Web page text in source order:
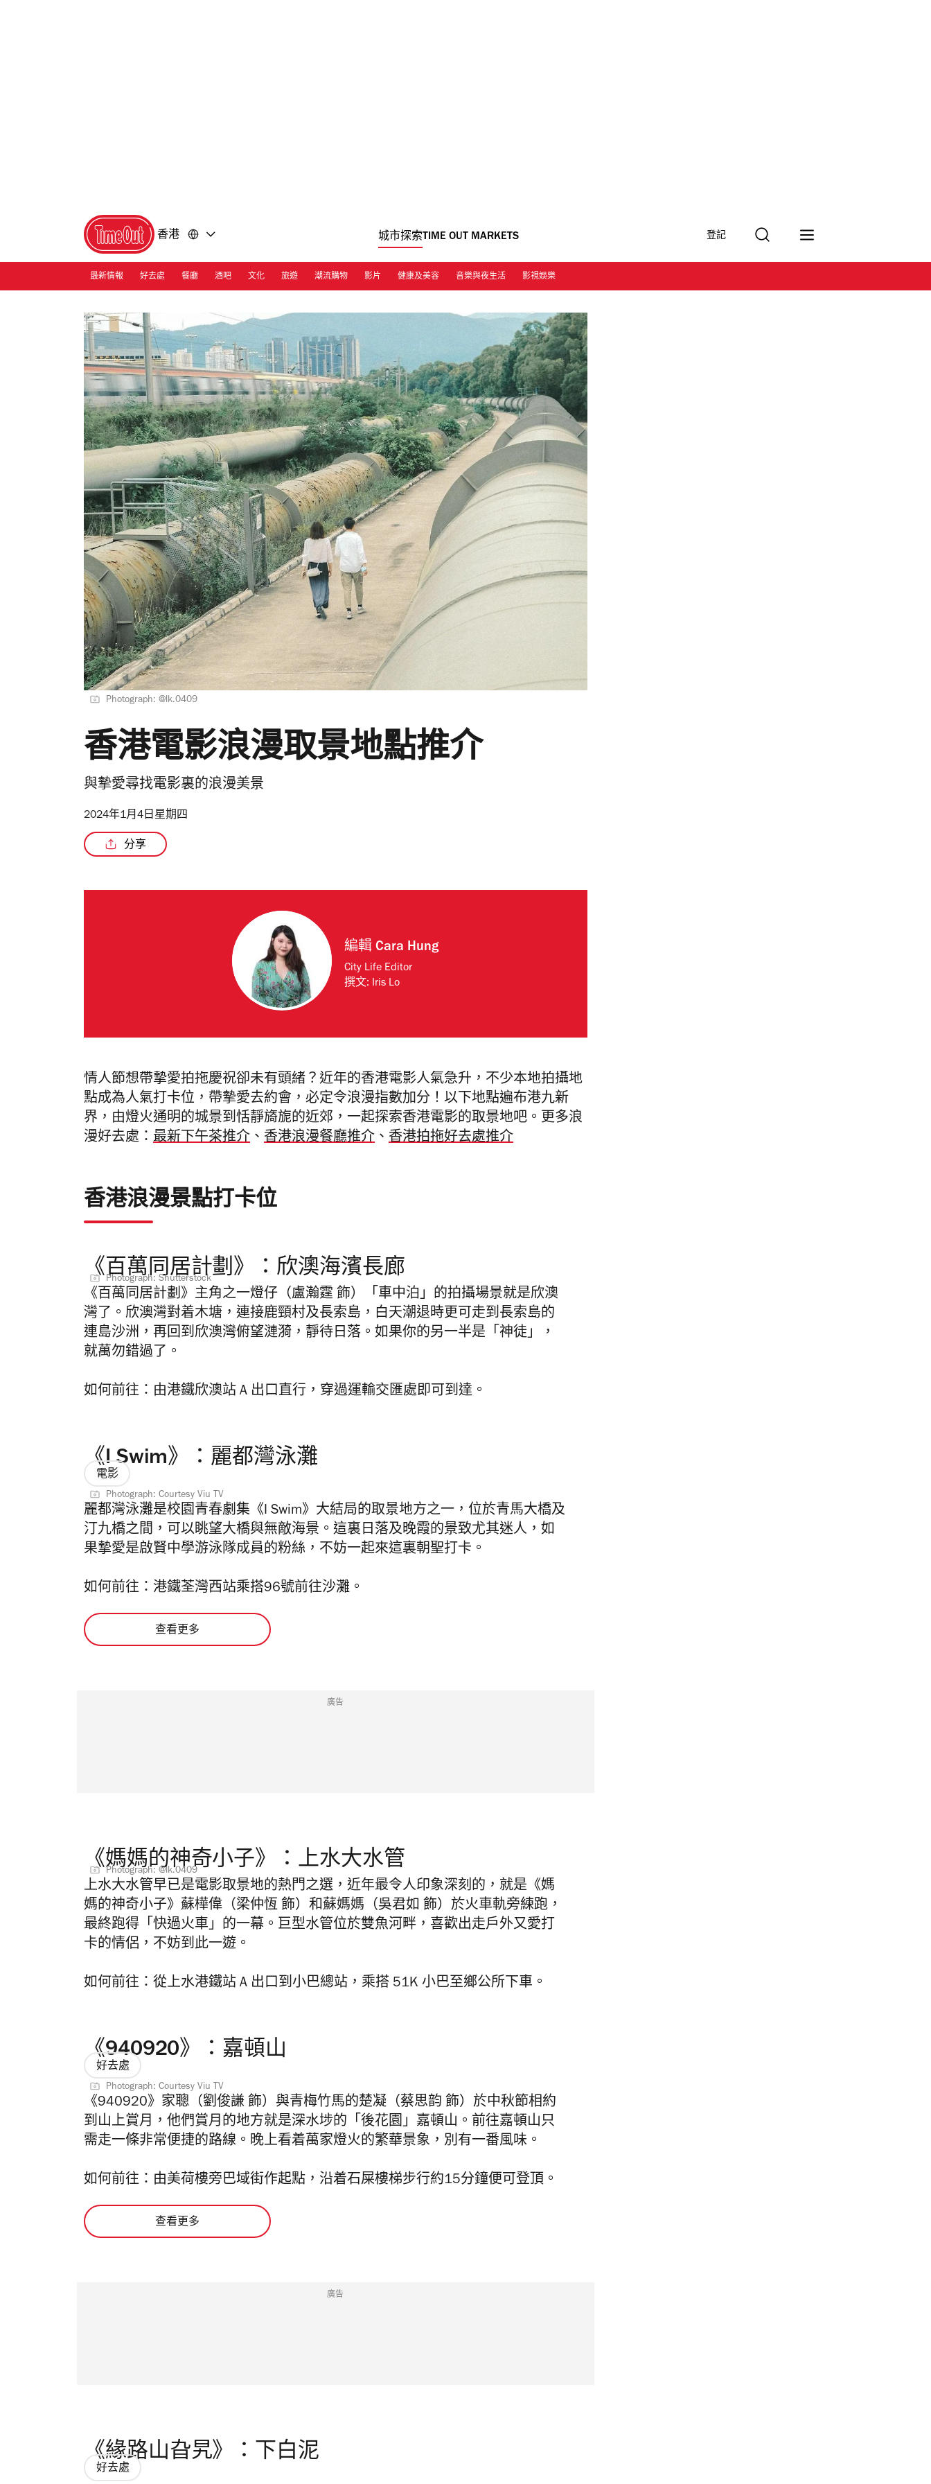
香港 城市探索TIME OUT MARKETS 登記
最新情報 好去處 餐廳 酒吧 文化 旅遊 潮流購物 影片 健康及美容 音樂與夜生活 影視娛樂
Photograph: @lk.0409
香港電影浪漫取景地點推介
與摯愛尋找電影裏的浪漫美景
2024年1月4日星期四
分享
編輯Cara Hung
City Life Editor
撰文: Iris Lo
情人節想帶摯愛拍拖慶祝卻未有頭緒？近年的香港電影人氣急升，不少本地拍攝地
點成為人氣打卡位，帶摯愛去約會，必定令浪漫指數加分！以下地點遍布港九新
界，由燈火通明的城景到恬靜旖旎的近郊，一起探索香港電影的取景地吧。更多浪
漫好去處： 最新下午茶推介 、 香港浪漫餐廳推介 、 香港拍拖好去處推介
香港浪漫景點打卡位
《百萬同居計劃》：欣澳海濱長廊
Photograph: Shutterstock
《百萬同居計劃》主角之一燈仔（盧瀚霆 飾）「車中泊」的拍攝場景就是欣澳
灣了。欣澳灣對着木塘，連接鹿頸村及長索島，白天潮退時更可走到長索島的
連島沙洲，再回到欣澳灣俯望漣漪，靜待日落。如果你的另一半是「神徒」，
就萬勿錯過了。
如何前往： 由港鐵欣澳站 A 出口直行，穿過運輸交匯處即可到達。
《I Swim》：麗都灣泳灘
電影
Photograph: Courtesy Viu TV
麗都灣泳灘是校園青春劇集《I Swim》大結局的取景地方之一，位於青馬大橋及
汀九橋之間，可以眺望大橋與無敵海景。這裏日落及晚霞的景致尤其迷人， 如
果摯愛是啟賢中學游泳隊成員的粉絲，不妨一起來這裏朝聖打卡。
如何前往：港鐵荃灣西站乘搭96號前往沙灘。
查看更多
廣告
《媽媽的神奇小子》：上水大水管
Photograph: @lk.0409
上水大水管早已是電影取景地的熱門之選，近年最令人印象深刻的，就是《媽
媽的神奇小子》蘇樺偉（梁仲恆 飾）和蘇媽媽（吳君如 飾）於火車軌旁練跑，
最終跑得「快過火車」的一幕。巨型水管位於雙魚河畔，喜歡出走戶外又愛打
卡的情侶，不妨到此一遊。
如何前往：從上水港鐵站 A 出口到小巴總站，乘搭 51K 小巴至鄉公所下車。
《940920》：嘉頓山
好去處
Photograph: Courtesy Viu TV
《940920》家聰（劉俊謙 飾）與青梅竹馬的楚凝 （蔡思韵 飾） 於中秋節相約
到山上賞月，他們賞月的地方就是深水埗的「後花園」嘉頓山。前往嘉頓山只
需走一條非常便捷的路線。晚上看着萬家燈火的繁華景象，別有一番風味。
如何前往：由美荷樓旁巴域街作起點 ，沿着石屎樓梯步行約15分鐘便可登頂。
查看更多
廣告
《緣路山旮旯》：下白泥
好去處